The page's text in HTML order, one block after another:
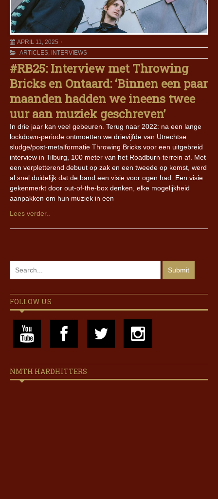
APRIL 11, 2025
ARTICLES, INTERVIEWS
#RB25: Interview met Throwing
Bricks en Ontaard: ‘Binnen een paar
maanden hadden we ineens twee
uur aan muziek geschreven’
In drie jaar kan veel gebeuren. Terug naar 2022: na een lange
lockdown-periode ontmoetten we drievijfde van Utrechtse
sludge/post-metalformatie Throwing Bricks voor een uitgebreid
interview in Tilburg, 100 meter van het Roadburn-terrein af. Met
een verpletterend debuut op zak en een tweede op komst, werd
al snel duidelijk dat de band een visie voor ogen had. Een visie
gekenmerkt door out-of-the-box denken, elke mogelijkheid
aanpakken om hun muziek in een
Lees verder..
FOLLOW US
NMTH HARDHITTERS